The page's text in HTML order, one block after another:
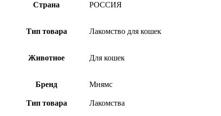
Страна РОССИЯ
Тип товара Лакомство для кошек
Животное Для кошек
Бренд Мнямс
Тип товара Лакомства